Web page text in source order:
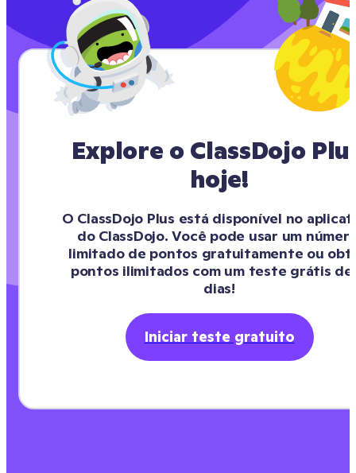
Explore o ClassDojo
hoje!
O ClassDojo Plus está disponível no
do ClassDojo. Você pode usar um
limitado de pontos gratuitamente ou
pontos ilimitados com um teste grátis de
dias!
Iniciar teste gratuito